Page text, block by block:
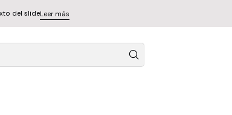
del slideLeer más
Cd Doble Dire Straits